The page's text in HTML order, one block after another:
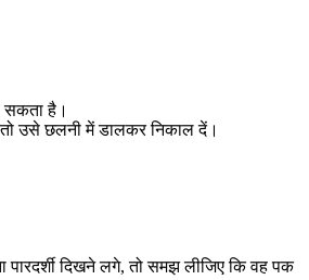
सकता है।
उसे छलनी में डालकर निकाल दें।
दिखने लगे, तो समझ लीजिए कि वह पक